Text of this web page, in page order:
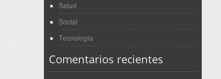
Salud
Social
Tecnología
Comentarios recientes